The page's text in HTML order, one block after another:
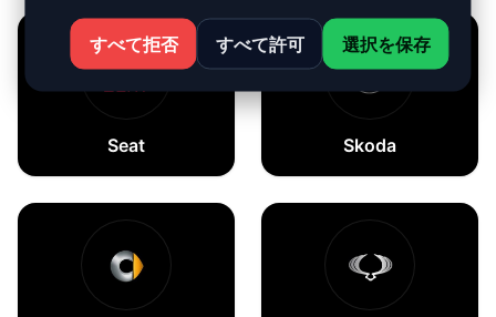
Seat Skoda
すべて拒否 すべて許可 選択を保存